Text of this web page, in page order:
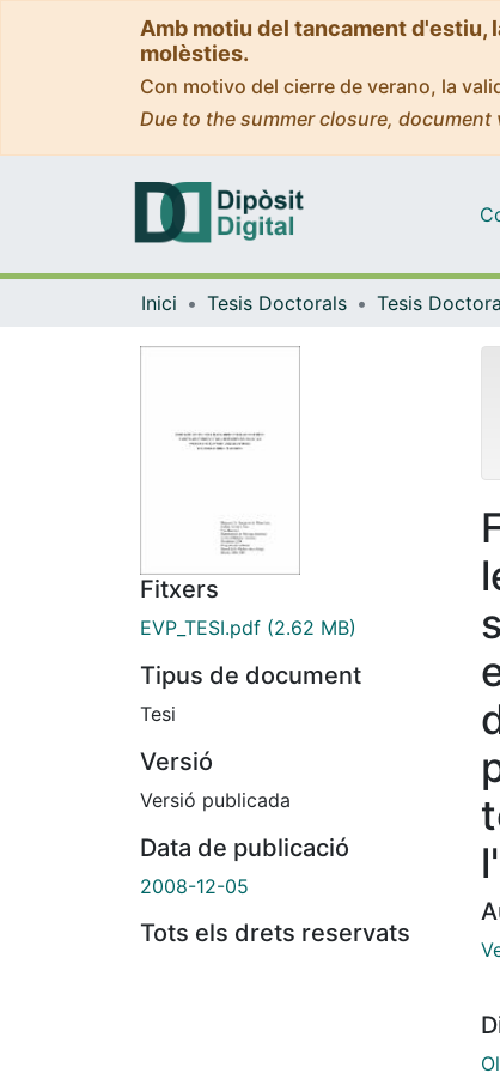
Amb motiu del tancament d'estiu,
molèsties.
Con motivo del cierre de verano, la
Due to the summer closure,
Inici Tesis Doctorals
Fitxers
EVP_TESI.pdf (2.62 MB)
Tipus de document
Tesi
Versió
Versió publicada
Data de publicació
2008-12-05
Tots els drets reservats